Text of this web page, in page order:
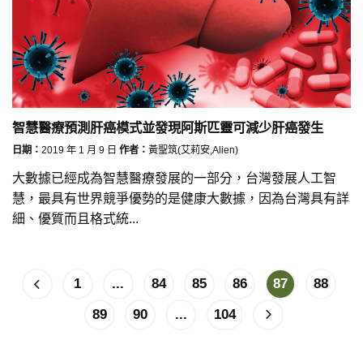
智慧醫療預測肝癌模式並發現阿斯匹靈可減少肝癌發生
日期： 2019 年 1 月 9 日 作者： 黃聖筑(艾莉安,Alien)
大數據已經成為智慧醫療發展的一部分，台灣發展人工智
慧，最具有世界競爭優勢的是健康大數據，因為台灣具有詳
細、優質而且格式統...
1 ... 84 85 86 87
88
89
90 ... 104